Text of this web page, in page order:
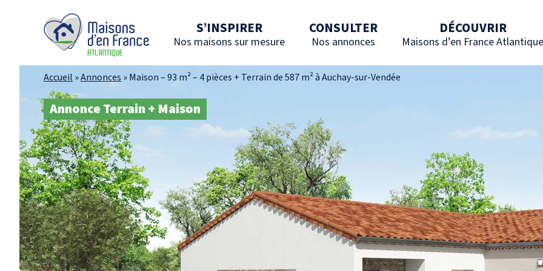
S’INSPIRER
Nos maisons sur mesure
CONSULTER
Nos annonces
DÉCOUVRIR
Maisons d’en France Atlantique
Accueil »Annonces »Maison – 93 m² – 4 pièces + Terrain de 587 m² à Auchay-sur-Vendée
Annonce Terrain + Maison